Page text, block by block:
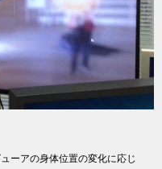
ーアの身体位置の変化に応じ